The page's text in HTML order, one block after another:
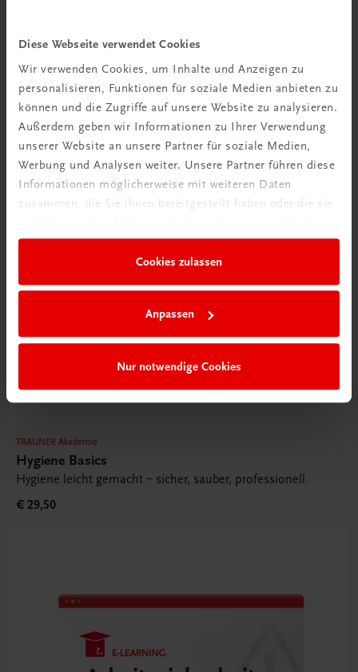
Diese Webseite verwendet Cookies
Wir verwenden Cookies, um Inhalte und Anzeigen zu
personalisieren, Funktionen für soziale Medien anbieten zu
können und die Zugriffe auf unsere Website zu analysieren.
Außerdem geben wir Informationen zu Ihrer Verwendung
unserer Website an unsere Partner für soziale Medien,
Werbung und Analysen weiter. Unsere Partner führen diese
Informationen möglicherweise mit weiteren Daten
zusammen, die Sie ihnen bereitgestellt haben oder die sie
Cookies zulassen
Anpassen
Nur notwendige Cookies
TRAUNER Akademie
Allergene & Co
Unverträglichkeiten verstehen – Gäste sicher beraten
€ 24,50
TRAUNER Akademie
Hygiene Basics
Hygiene leicht gemacht – sicher, sauber, professionell
€ 29,50